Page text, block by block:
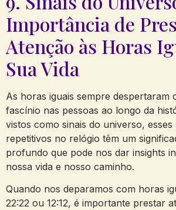
Importância de
Atenção às Horas
Sua Vida
As horas iguais sempre despertaram
fascínio nas pessoas ao longo da
vistos como sinais do universo, esses
repetitivos no relógio têm um
profundo que pode nos dar insights
nossa vida e nosso caminho.
Quando nos deparamos com horas
22:22 ou 12:12, é importante prestar